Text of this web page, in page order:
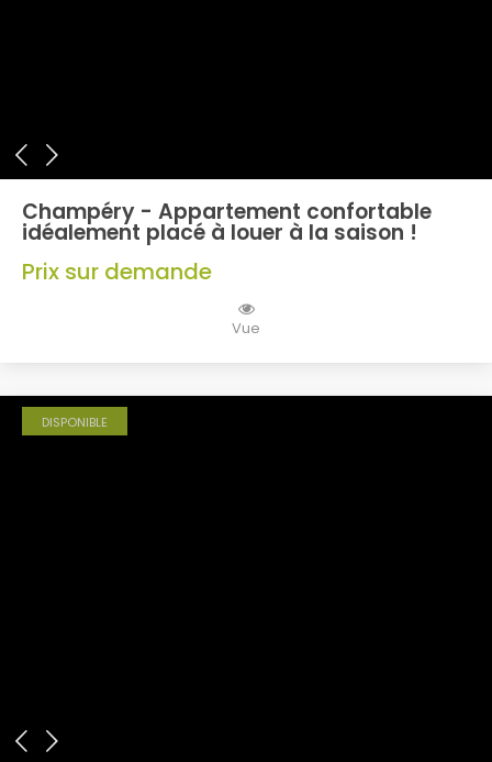
Champéry - Appartement confortable
idéalement placé à louer à la saison !
Prix sur demande
Vue
DISPONIBLE